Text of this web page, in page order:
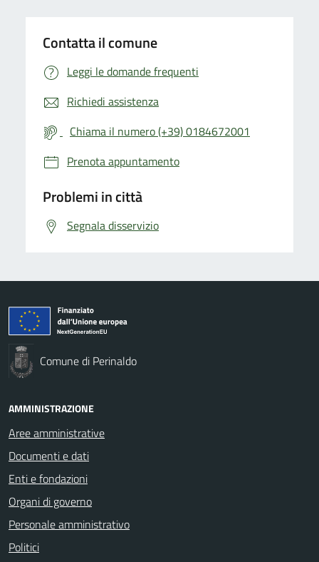
Contatta il comune
Leggi le domande frequenti
Richiedi assistenza
Chiama il numero (+39) 0184672001
Prenota appuntamento
Problemi in città
Segnala disservizio
Comune di Perinaldo
AMMINISTRAZIONE
Aree amministrative
Documenti e dati
Enti e fondazioni
Organi di governo
Personale amministrativo
Politici